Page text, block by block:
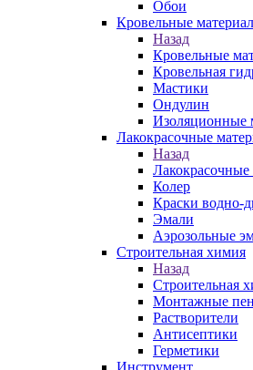
Обои
Кровельные
Назад
Кровельные
Кровельная
Мастики
Ондулин
Изоляционные
Лакокрасочные
Назад
Колер
Краски водно-
Эмали
Аэрозольные
Строительная химия
Назад
Строительная
Монтажные
Растворители
Антисептики
Герметики
Инструмент